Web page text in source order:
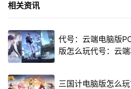
相关资讯
代号：云端电脑版
版怎么玩代号：云
三国计电脑版怎么